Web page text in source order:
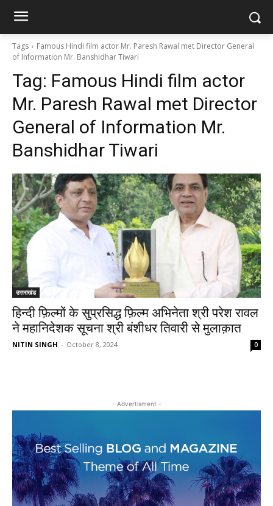
Tags
Famous Hindi film actor Mr. Paresh Rawal met Director General
of Information Mr. Banshidhar Tiwari
Tag: Famous Hindi film actor
Mr. Paresh Rawal met Director
General of Information Mr.
Banshidhar Tiwari
उत्तराखंड
हिन्दी फ़िल्मों के सुप्रसिद्ध फ़िल्म अभिनेता श्री परेश रावल
ने महानिदेशक सूचना श्री बंशीधर तिवारी से मुलाक़ात
NITIN SINGH - October 8, 2024 0
- Advertisment -